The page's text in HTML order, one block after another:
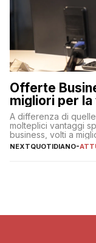
Offerte
migliori per la
A differenza di
molteplici vantaggi
business, volti a
degli utenti
NEXTQUOTIDIANO-